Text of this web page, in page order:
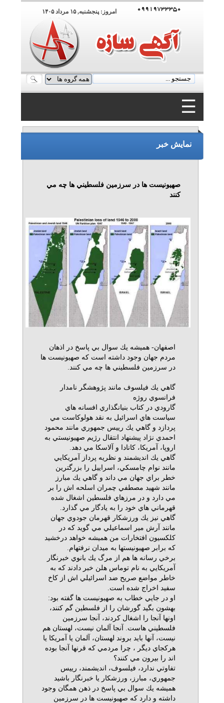
امروز: پنجشنبه, ۱۵ مرداد ۱۴۰۵
☰
۰۹۹۱۹۷۳۳۳۵۰
۰۹۹۱۹۷۳۳۳۵۰
نمایش خبر
صهيونيست ها در سرزمين فلسطيني ها چه مي
كنند
اصفهان- هميشه يك سوال بي پاسخ در اذهان
مردم جهان وجود داشته است كه صهيونيست ها
در سرزمين فلسطيني ها چه مي كنند.
گاهي يك فيلسوف مانند پژوهشگر نامدار
فرانسوي روژه
گارودي در كتاب بنيانگذاري افسانه هاي
سياست هاي اسرائيل به نقد هولوكاست مي
پردازد و گاهي يك رييس جمهوري مانند محمود
احمدي نژاد پيشنهاد انتقال رژيم صهيونيستي به
اروپا، آمريكا، كانادا و آلاسكا مي دهد.
گاهي يك انديشمند و نظريه پرداز آمريكايي
مانند نوام چامسكي، اسراييل را بزرگترين
خطر براي جهان مي داند و گاهي يك مبارز
مانند شهيد مصطفي چمران اسلحه اش را بر
مي دارد و در مرزهاي فلسطين اشغال شده
قهرماني هاي خود را به يادگار مي گذارد.
گاهي نيز يك ورزشكار قهرمان جودوي جهان
مانند آرش مير اسماعيلي مي گويد كه در
كلكسيون افتخارات من هميشه خواهد درخشيد
كه برابر صهيونيست‏ها به ميدان نرفته‏ام.
برخي رسانه ها هم از مرگ يك بانوي خبرنگار
آمريكايي به نام توماس هلن خبر دادند كه به
خاطر مواضع صريح ضد اسرائيلي اش از كاخ
سفيد اخراج شده است.
او در جايي خطاب به صهيونيست ها گفته بود:
بهشون بگيد گورشان را از فلسطين گم كنند،
اونها آنجا را اشغال كردند، آنجا سرزمين
فلسطيني هاست. آنجا آلمان نيست، لهستان هم
نيست، آنها بايد بروند لهستان، آلمان يا آمريكا يا
هركجاي ديگر ، چرا مردمي كه قرنها آنجا بوده
اند را بيرون مي كنند؟
تفاوتي ندارد، فيلسوف، انديشمند، رييس
جمهوري، مبارز، ورزشكار يا خبرنگار باشيد
هميشه يك سوال بي پاسخ در ذهن همگان وجود
داشته و دارد كه صهيونيست ها در سرزمين